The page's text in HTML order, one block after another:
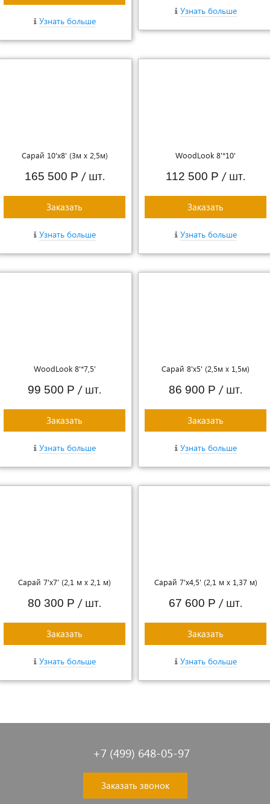
Узнать больше
Узнать больше
Сарай 10'x8' (3м х 2,5м)
165 500 Р / шт.
Заказать
Узнать больше
WoodLook 8'*10'
112 500 Р / шт.
Заказать
Узнать больше
WoodLook 8'*7,5'
99 500 Р / шт.
Заказать
Узнать больше
Сарай 8'х5' (2,5м х 1,5м)
86 900 Р / шт.
Заказать
Узнать больше
Сарай 7'х7' (2,1 м х 2,1 м)
80 300 Р / шт.
Заказать
Узнать больше
Сарай 7'x4,5' (2,1 м х 1,37 м)
67 600 Р / шт.
Заказать
Узнать больше
+7 (499) 648-05-97
Заказать звонок